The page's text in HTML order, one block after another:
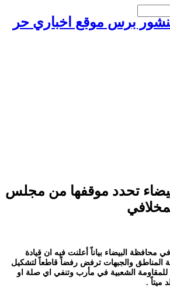
برس موقع اخباري حر
تحدد موقفها من مجلس
محافظة البيضاء بياناً أعلنت فيه ان قيادة
المناطق والجبهات ترفض رفضاً قاطعاً لتشكيل
الشعبية في مأرب وتنفي اي صلة او
ميتاً .